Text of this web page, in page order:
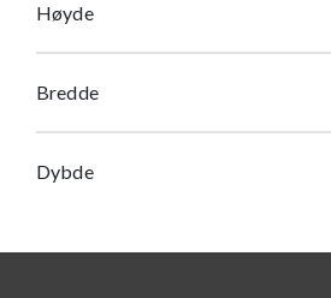
Høyde
Bredde
Dybde